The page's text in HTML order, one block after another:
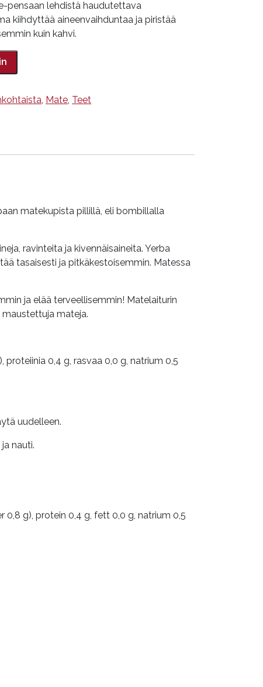
pensaan lehdistä haudutettava
kiihdyttää aineenvaihduntaa ja piristää
kuin kahvi.
Mate Teet
matekupista pillillä, eli bombillalla
ravinteita ja kivennäisaineita. Yerba
tasaisesti ja pitkäkestoisemmin. Matessa
ja elää terveellisemmin! Matelaiturin
mateja.
0,4 g, rasvaa 0,0 g, natrium 0,5
uudelleen.
nauti.
0,8 g), protein 0,4 g, fett 0,0 g, natrium 0,5